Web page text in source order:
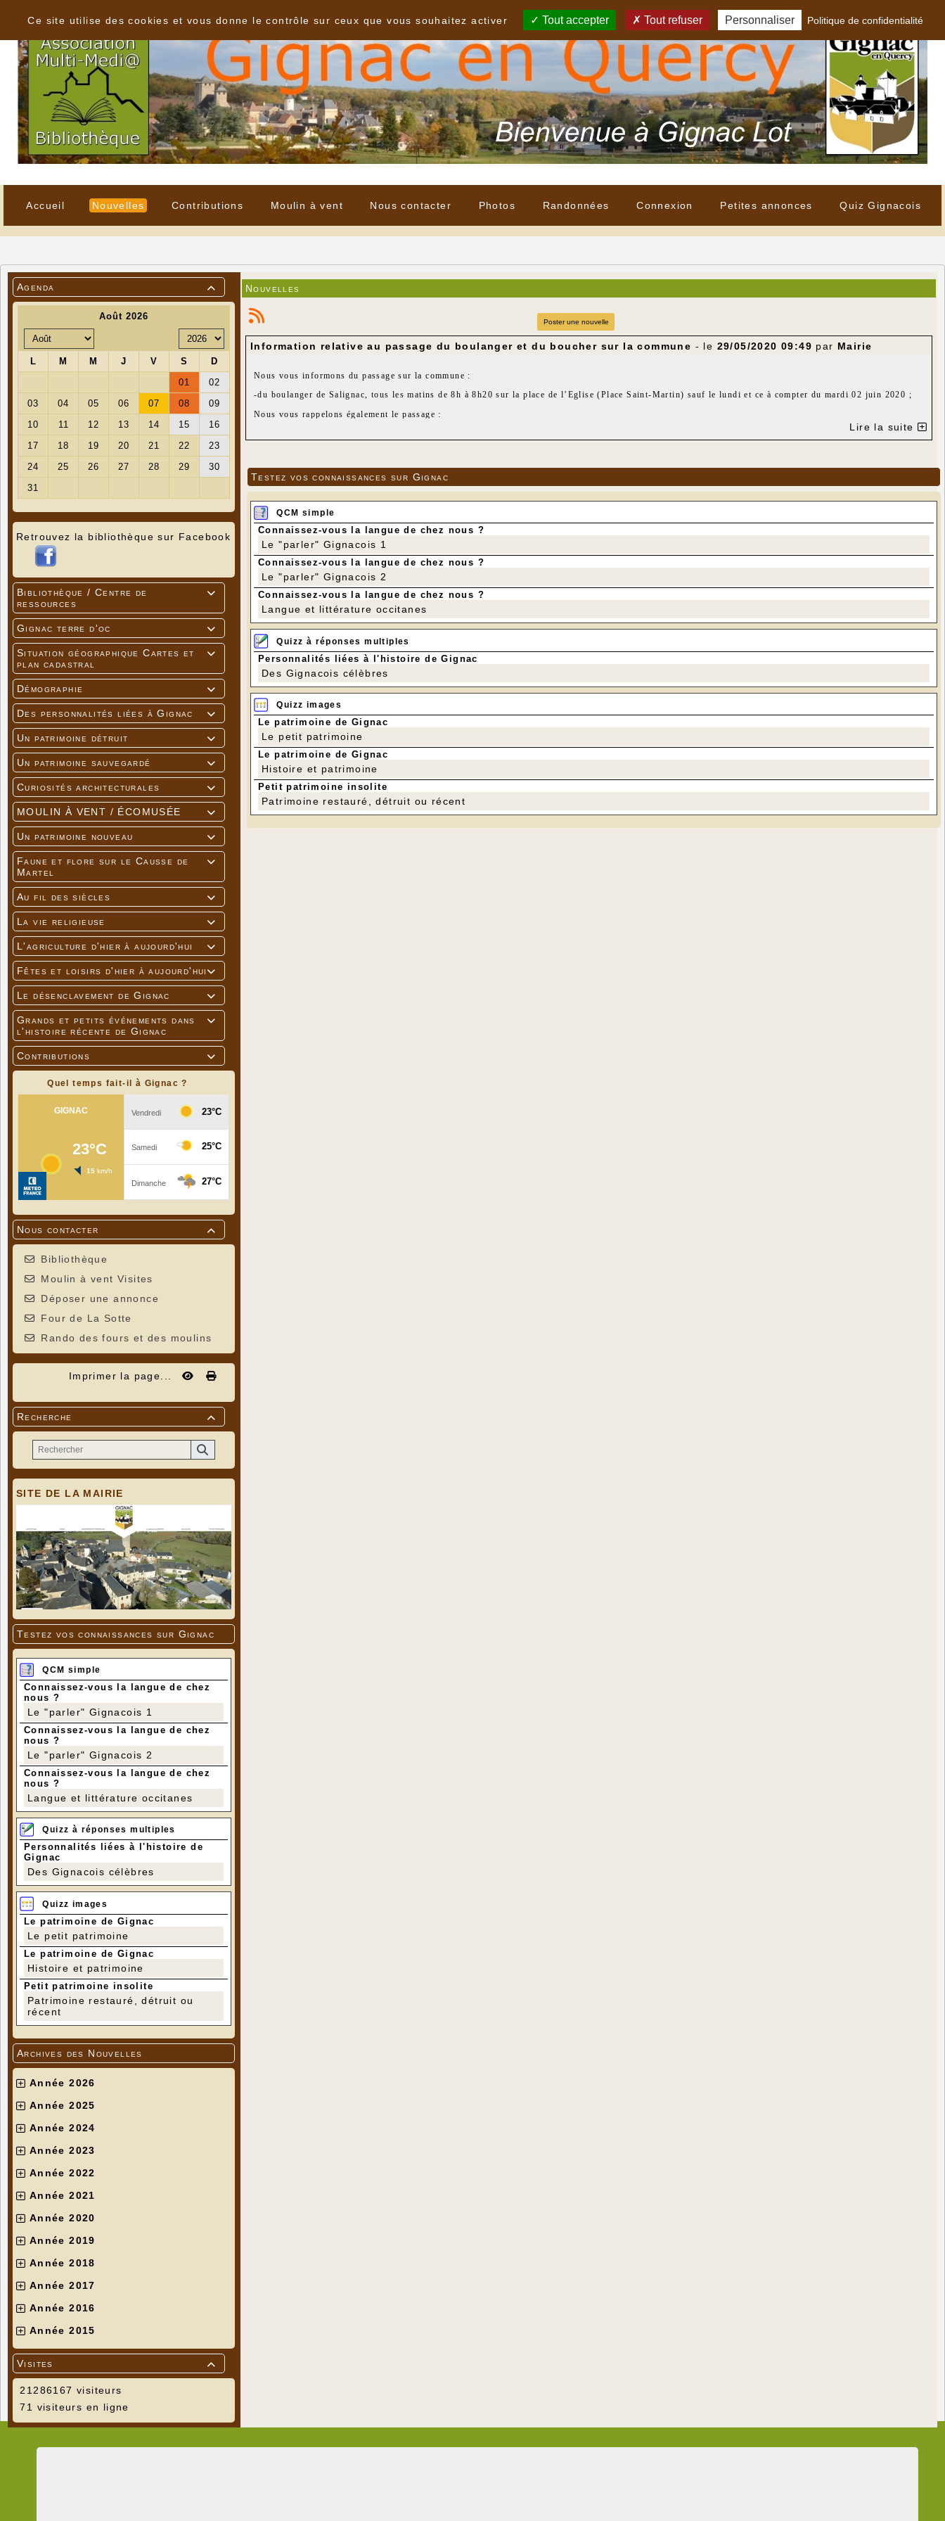
Accueil Nouvelles Contributions Moulin à vent Nous contacter Photos Randonnées Connexion Petites annonces Quiz Gignacois

Agenda
Retrouvez la bibliothèque sur Facebook

Bibliothèque / Centre de
ressources

Gignac terre d'oc

Situation géographique Cartes et
plan cadastral

Démographie

Des personnalités liées à Gignac

Un patrimoine détruit

Un patrimoine sauvegardé

Curiosités architecturales

MOULIN À VENT / ÉCOMUSÉE

Un patrimoine nouveau

Faune et flore sur le Causse de
Martel

Au fil des siècles

La vie religieuse

L'agriculture d'hier à aujourd'hui

Fêtes et loisirs d'hier à aujourd'hui

Le désenclavement de Gignac

Grands et petits événements dans
l'histoire récente de Gignac

Contributions
Quel temps fait-il à Gignac ?

Nous contacter
Bibliothèque
Moulin à vent Visites
Déposer une annonce
Four de La Sotte
Rando des fours et des moulins
Imprimer la page...

Recherche
SITE DE LA MAIRIE
Testez vos connaissances sur Gignac
QCM simple
Connaissez-vous la langue de chez
nous ?
Le "parler" Gignacois 1
Connaissez-vous la langue de chez
nous ?
Le "parler" Gignacois 2
Connaissez-vous la langue de chez
nous ?
Langue et littérature occitanes
Quizz à réponses multiples
Personnalités liées à l'histoire de
Gignac
Des Gignacois célèbres
Quizz images
Le patrimoine de Gignac
Le petit patrimoine
Le patrimoine de Gignac
Histoire et patrimoine
Petit patrimoine insolite
Patrimoine restauré, détruit ou
récent
Archives des Nouvelles
Année 2026
Année 2025
Année 2024
Année 2023
Année 2022
Année 2021
Année 2020
Année 2019
Année 2018
Année 2017
Année 2016
Année 2015

Visites
21286167 visiteurs
71 visiteurs en ligne
Nouvelles
Poster une nouvelle
Information relative au passage du boulanger et du boucher sur la commune - le 29/05/2020 09:49 par Mairie
Nous vous informons du passage sur la commune :
-du boulanger de Salignac, tous les matins de 8h à 8h20 sur la place de l’Eglise (Place Saint-Martin) sauf le lundi et ce à compter du mardi 02 juin 2020 ;
Nous vous rappelons également le passage :
Lire la suite
Testez vos connaissances sur Gignac
QCM simple
Connaissez-vous la langue de chez nous ?
Le "parler" Gignacois 1
Connaissez-vous la langue de chez nous ?
Le "parler" Gignacois 2
Connaissez-vous la langue de chez nous ?
Langue et littérature occitanes
Quizz à réponses multiples
Personnalités liées à l'histoire de Gignac
Des Gignacois célèbres
Quizz images
Le patrimoine de Gignac
Le petit patrimoine
Le patrimoine de Gignac
Histoire et patrimoine
Petit patrimoine insolite
Patrimoine restauré, détruit ou récent
Ce site utilise des cookies et vous donne le contrôle sur ceux que vous souhaitez activer
Tout accepter Tout refuser Personnaliser Politique de confidentialité